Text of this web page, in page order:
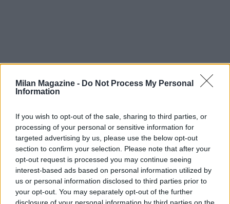
Milan Magazine - Do Not Process My Personal
Information
If you wish to opt-out of the sale, sharing to third parties, or
processing of your personal or sensitive information for
targeted advertising by us, please use the below opt-out
section to confirm your selection. Please note that after your
opt-out request is processed you may continue seeing
interest-based ads based on personal information utilized by
us or personal information disclosed to third parties prior to
your opt-out. You may separately opt-out of the further